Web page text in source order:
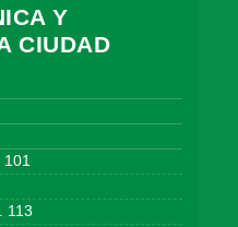
Y
CIUDAD
101
113